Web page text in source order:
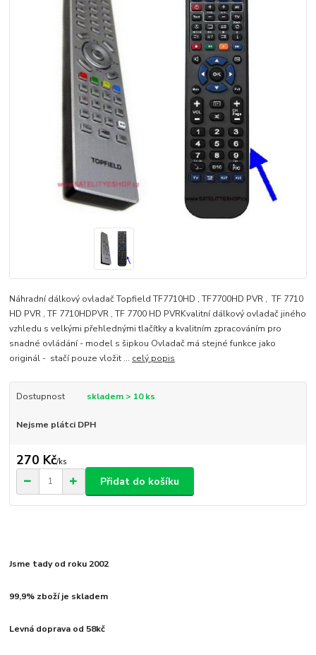
Náhradní dálkový ovladač Topfield TF7710HD , TF7700HD PVR , TF 7710
HD PVR , TF 7710HDPVR , TF 7700 HD PVRKvalitní dálkový ovladač jiného
vzhledu s velkými přehlednými tlačítky a kvalitním zpracováním pro
snadné ovládání - model s šipkou Ovladač má stejné funkce jako
originál - stačí pouze vložit ... celý popis
Dostupnost skladem > 10 ks
Nejsme plátci DPH
270 Kč/ks
Přidat do košíku
Jsme tady od roku 2002
99,9% zboží je skladem
Levná doprava od 58kč